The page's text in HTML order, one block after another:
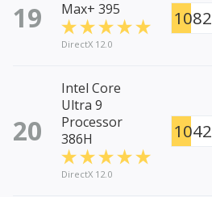
19
Max+ 395
DirectX 12.0
20
Intel Core
Ultra 9
Processor
386H
DirectX 12.0